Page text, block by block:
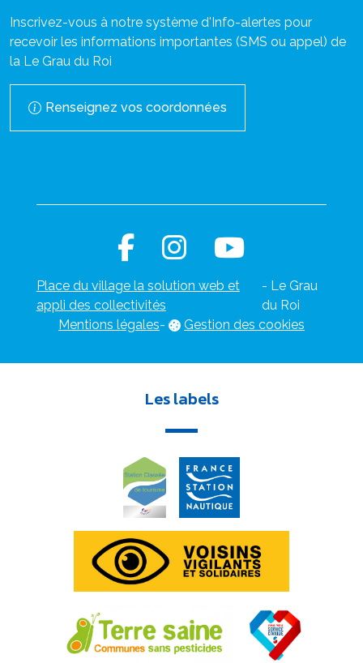
Inscrivez-vous à notre système d'Info-alertes pour
recevoir les informations importantes (SMS ou appel) de
la Le Grau du Roi
Renseignez vos coordonnées
Place du village la solution web et
appli des collectivités
- Le Grau
du Roi
Mentions légales- Gestion des cookies
Les labels